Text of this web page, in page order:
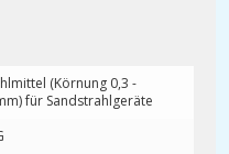
(Körnung 0,3 -
für Sandstrahlgeräte